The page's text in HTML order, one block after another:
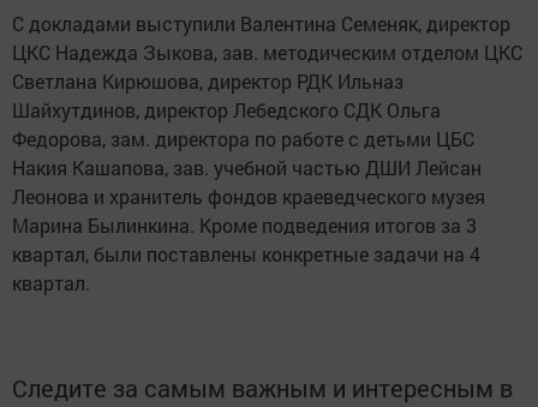
С докладами выступили Валентина Семеняк, директор
ЦКС Надежда Зыкова, зав. методическим отделом ЦКС
Светлана Кирюшова, директор РДК Ильназ
Шайхутдинов, директор Лебедского СДК Ольга
Федорова, зам. директора по работе с детьми ЦБС
Накия Кашапова, зав. учебной частью ДШИ Лейсан
Леонова и хранитель фондов краеведческого музея
Марина Былинкина. Кроме подведения итогов за 3
квартал, были поставлены конкретные задачи на 4
квартал.
Следите за самым важным и интересным в